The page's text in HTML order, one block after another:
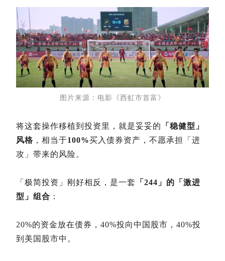
图片来源：电影《西虹市首富》
将这套操作移植到投资里，就是妥妥的
「稳健型」
风格 ，相当于100%买入债券资产，不愿承担「进
攻」带来的风险。
「极简投资」刚好相反，是一套
「244」的「激进
型」组合 ：
20%的资金放在债券，40%投向中国股市，40%投
到美国股市中。